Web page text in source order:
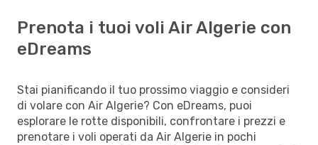
Prenota i tuoi voli Air Algerie con
eDreams
Stai pianificando il tuo prossimo viaggio e consideri
di volare con Air Algerie? Con eDreams, puoi
esplorare le rotte disponibili, confrontare i prezzi e
prenotare i voli operati da Air Algerie in pochi